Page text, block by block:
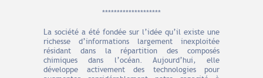
********************
La société a été fondée sur l’idée qu’il existe une
richesse d’informations largement inexploitée
résidant dans la répartition des composés
chimiques dans l’océan. Aujourd’hui, elle
développe activement des technologies pour